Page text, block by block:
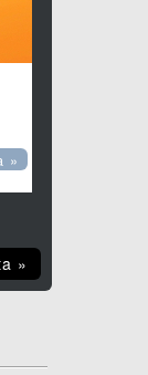
»
»